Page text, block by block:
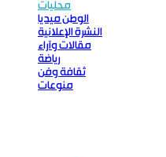
محليات
الوطن ميديا
النشرة الإعلانية
مقالات وآراء
رياضة
ثقافة وفن
منوعات